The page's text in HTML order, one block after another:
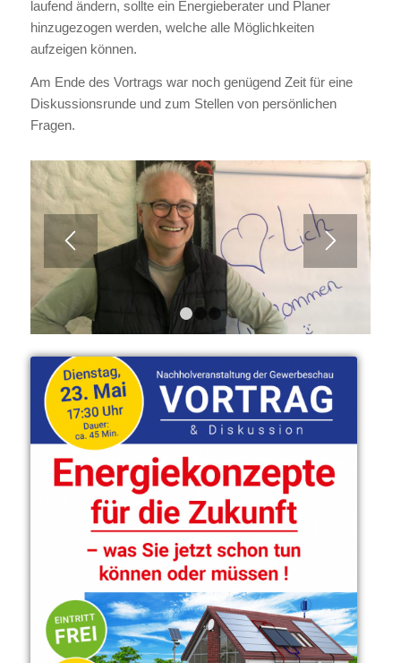
laufend ändern, sollte ein Energieberater und Planer
hinzugezogen werden, welche alle Möglichkeiten
aufzeigen können.
Am Ende des Vortrags war noch genügend Zeit für eine
Diskussionsrunde und zum Stellen von persönlichen
Fragen.
1 3